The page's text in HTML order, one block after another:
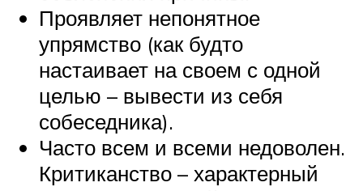
Проявляет непонятное
упрямство (как будто
настаивает на своем с одной
целью – вывести из себя
собеседника).
Часто всем и всеми недоволен.
Критиканство – характерный